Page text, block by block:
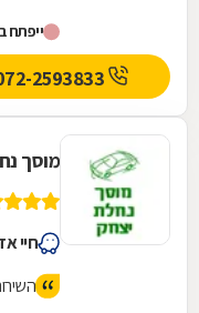
ייפתח ב-
מוסך
חיי אדם 10,